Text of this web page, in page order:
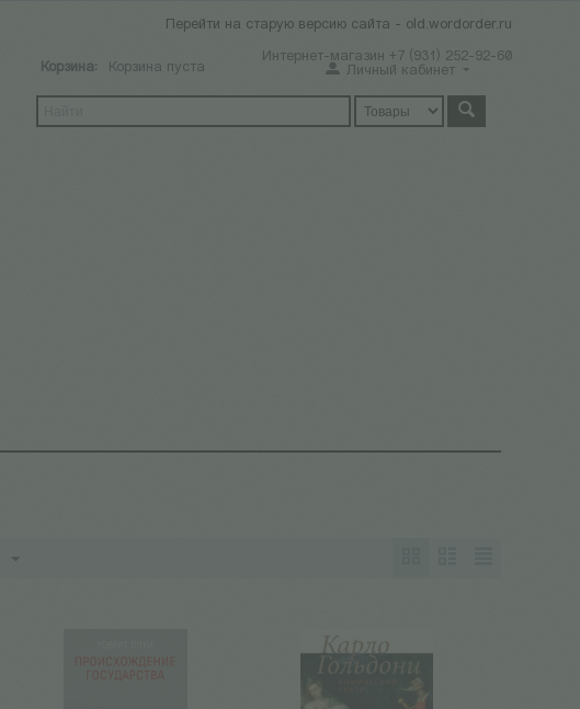
Перейти на старую версию сайта - old.wordorder.ru
Интернет-магазин +7 (931) 252-92-60
Корзина: Корзина пуста Личный кабинет